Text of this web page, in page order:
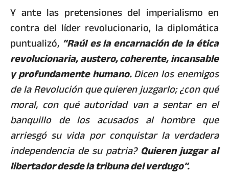
Y ante las pretensiones del imperialismo en
contra del líder revolucionario, la diplomática
puntualizó, “Raúl es la encarnación de la ética
revolucionaria, austero, coherente, incansable
y profundamente humano.Dicen los enemigos
de la Revolución que quieren juzgarlo; ¿con qué
moral, con qué autoridad van a sentar en el
banquillo de los acusados al hombre que
arriesgó su vida por conquistar la verdadera
independencia de su patria?Quieren juzgar al
libertador desde la tribuna del verdugo”.